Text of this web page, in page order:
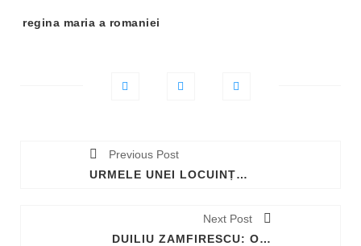
Tag-
uri:
regina maria a romaniei
Previous Post
URMELE UNEI LOCUINȚE VECHI DE 8.000 MII DE ANI, DESCOPERITE ÎN SERBIA
Next Post
DUILIU ZAMFIRESCU: O VIAȚĂ DEDICATĂ LITERATURII